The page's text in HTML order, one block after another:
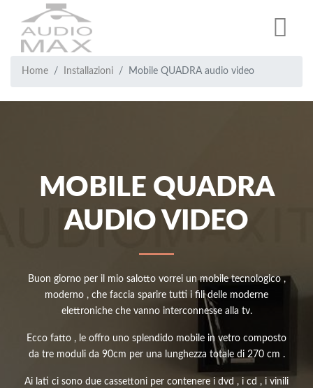
Breadcrumb
Briciole
di
Home Installazioni Mobile QUADRA audio video
MOBILE QUADRA
AUDIO VIDEO
Buon giorno per il mio salotto vorrei un mobile tecnologico ,
moderno , che faccia sparire tutti i fili delle moderne
elettroniche che vanno interconnesse alla tv.
Ecco fatto , le offro uno splendido mobile in vetro composto
da tre moduli da 90cm per una lunghezza totale di 270 cm .
Ai lati ci sono due cassettoni per contenere i dvd , i cd , i vinili